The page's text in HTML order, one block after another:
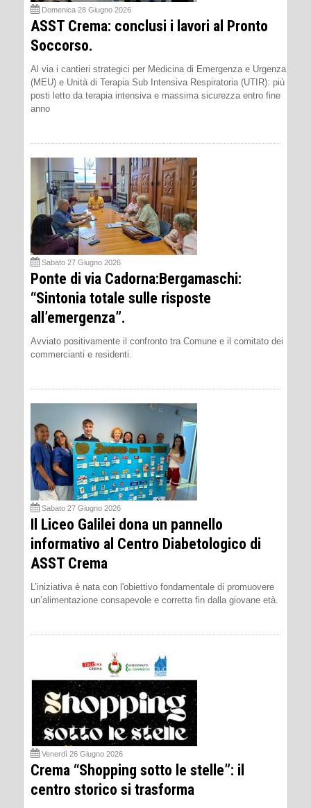
Domenica 28 Giugno 2026
ASST Crema: conclusi i lavori al Pronto
Soccorso.
Al via i cantieri strategici per Medicina di Emergenza e Urgenza
(MEU) e Unità di Terapia Sub Intensiva Respiratoria (UTIR): più
posti letto da terapia intensiva e massima sicurezza entro fine
anno
Sabato 27 Giugno 2026
Ponte di via Cadorna:Bergamaschi:
“Sintonia totale sulle risposte
all’emergenza”.
Avviato positivamente il confronto tra Comune e il comitato dei
commercianti e residenti.
Sabato 27 Giugno 2026
Il Liceo Galilei dona un pannello
informativo al Centro Diabetologico di
ASST Crema
L’iniziativa è nata con l'obiettivo fondamentale di promuovere
un’alimentazione consapevole e corretta fin dalla giovane età.
Venerdì 26 Giugno 2026
Crema “Shopping sotto le stelle”: il
centro storico si trasforma